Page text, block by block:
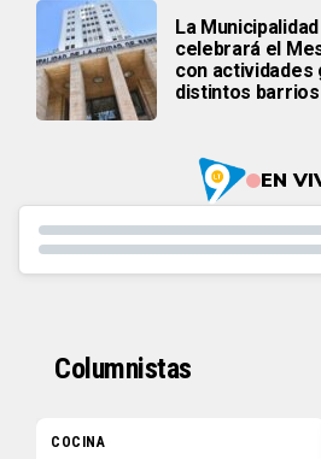
La
celebrará el
con actividades
distintos barrios
EN
Columnistas
COCINA